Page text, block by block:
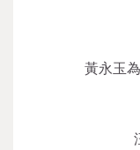
黃永玉